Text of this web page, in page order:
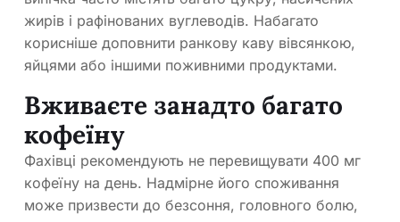
жирів і рафінованих вуглеводів. Набагато
корисніше доповнити ранкову каву вівсянкою,
яйцями або іншими поживними продуктами.
Вживаєте занадто багато
кофеїну
Фахівці рекомендують не перевищувати 400 мг
кофеїну на день. Надмірне його споживання
може призвести до безсоння, головного болю,